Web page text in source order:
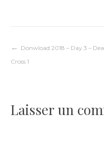
Navigation
l’article
Donwload 2018 – Day 3 –
Cross 1
Laisser un